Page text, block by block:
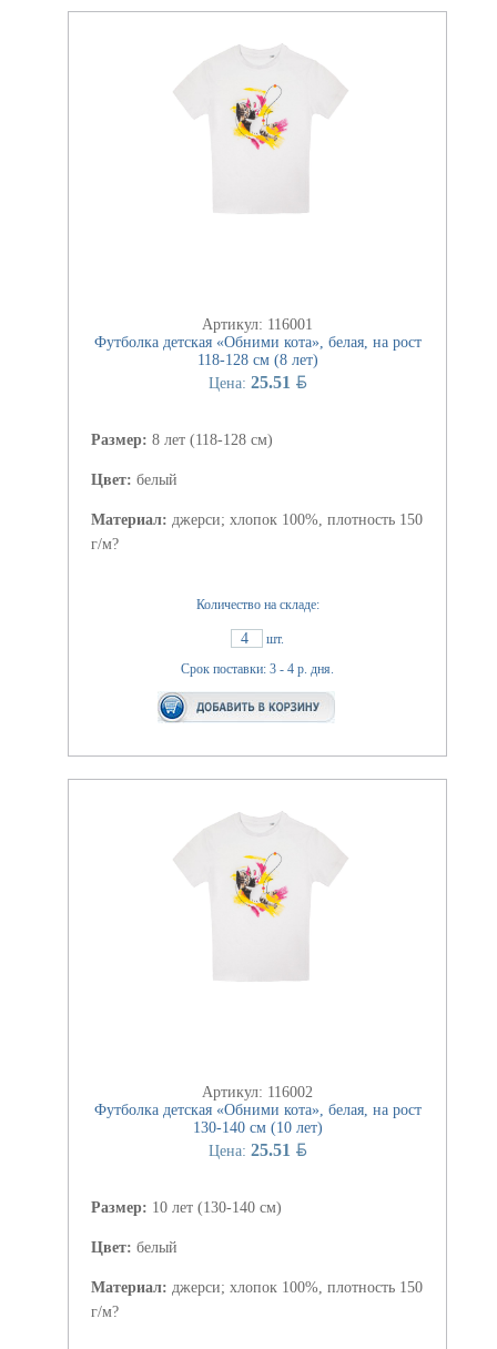
Артикул: 116001
Футболка детская «Обними кота», белая, на рост
118-128 см (8 лет)
Цена: 25.51 BYN
Размер: 8 лет (118-128 см)
Цвет: белый
Материал: джерси; хлопок 100%, плотность 150
г/м?
Количество на складе:
4
шт.
Срок поставки: 3 - 4 р. дня.
Артикул: 116002
Футболка детская «Обними кота», белая, на рост
130-140 см (10 лет)
Цена: 25.51 BYN
Размер: 10 лет (130-140 см)
Цвет: белый
Материал: джерси; хлопок 100%, плотность 150
г/м?